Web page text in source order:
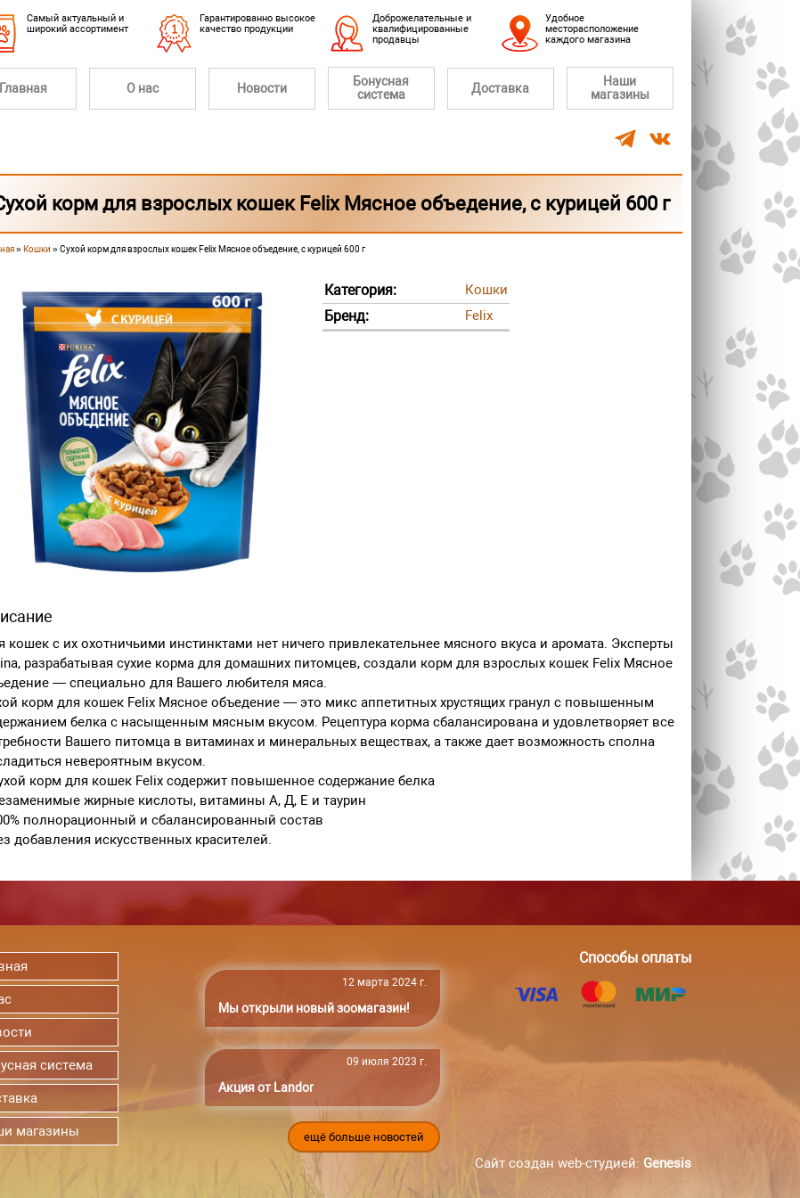
Cамый актуальный и
широкий ассортимент
Гарантированно высокое
качество продукции
Доброжелательные и
квалифицированные
продавцы
Удобное
месторасположение
каждого магазина
Главная О нас Новости
Бонусная
система
Доставка
Наши
магазины
корм для взрослых кошек Felix Мясное объедение, с курицей 600 г
здесь
» Кошки » Сухой корм для взрослых кошек Felix Мясное объедение, с курицей 600 г
Категория: Кошки
Бренд: Felix
кошек с их охотничьими инстинктами нет ничего привлекательнее мясного вкуса и аромата. Эксперты
разрабатывая сухие корма для домашних питомцев, создали корм для взрослых кошек Felix Мясное
— специально для Вашего любителя мяса.
корм для кошек Felix Мясное объедение — это микс аппетитных хрустящих гранул с повышенным
белка с насыщенным мясным вкусом. Рецептура корма сбалансирована и удовлетворяет все
Вашего питомца в витаминах и минеральных веществах, а также дает возможность сполна
невероятным вкусом.
корм для кошек Felix содержит повышенное содержание белка
жирные кислоты, витамины А, Д, Е и таурин
полнорационный и сбалансированный состав
добавления искусственных красителей.
система
магазины
12 марта 2024 г.
Мы открыли новый зоомагазин!
09 июля 2023 г.
Акция от Landor
ещё больше новостей
Способы оплаты
Сайт создан web-студией: Genesis